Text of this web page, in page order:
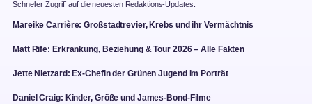
Schneller Zugriff auf die neuesten Redaktions-Updates.
Mareike Carrière: Großstadtrevier, Krebs und ihr Vermächtnis
Matt Rife: Erkrankung, Beziehung & Tour 2026 – Alle Fakten
Jette Nietzard: Ex-Chefin der Grünen Jugend im Porträt
Daniel Craig: Kinder, Größe und James-Bond-Filme